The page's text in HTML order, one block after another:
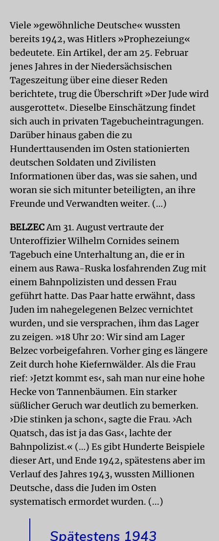
Viele »gewöhnliche Deutsche« wussten
bereits 1942, was Hitlers »Prophezeiung«
bedeutete. Ein Artikel, der am 25. Februar
jenes Jahres in der Niedersächsischen
Tageszeitung über eine dieser Reden
berichtete, trug die Überschrift »Der Jude wird
ausgerottet«. Dieselbe Einschätzung findet
sich auch in privaten Tagebucheintragungen.
Darüber hinaus gaben die zu
Hunderttausenden im Osten stationierten
deutschen Soldaten und Zivilisten
Informationen über das, was sie sahen, und
woran sie sich mitunter beteiligten, an ihre
Freunde und Verwandten weiter. (…)
BELZECAm 31. August vertraute der
Unteroffizier Wilhelm Cornides seinem
Tagebuch eine Unterhaltung an, die er in
einem aus Rawa-Ruska losfahrenden Zug mit
einem Bahnpolizisten und dessen Frau
geführt hatte. Das Paar hatte erwähnt, dass
Juden im nahegelegenen Belzec vernichtet
wurden, und sie versprachen, ihm das Lager
zu zeigen. »18 Uhr 20: Wir sind am Lager
Belzec vorbeigefahren. Vorher ging es längere
Zeit durch hohe Kiefernwälder. Als die Frau
rief: ›Jetzt kommt es‹, sah man nur eine hohe
Hecke von Tannenbäumen. Ein starker
süßlicher Geruch war deutlich zu bemerken.
›Die stinken ja schon‹, sagte die Frau. ›Ach
Quatsch, das ist ja das Gas‹, lachte der
Bahnpolizist.« (…) Es gibt Hunderte Beispiele
dieser Art, und Ende 1942, spätestens aber im
Verlauf des Jahres 1943, wussten Millionen
Deutsche, dass die Juden im Osten
systematisch ermordet wurden. (...)
Spätestens 1943